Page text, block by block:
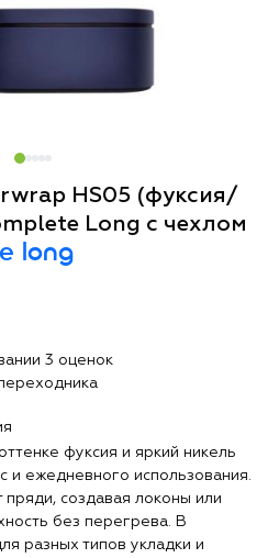
HS05 (фуксия/
Long с чехлом
long
3 оценок
фуксия и яркий никель
и ежедневного использования.
создавая локоны или
без перегрева. В
разных типов укладки и